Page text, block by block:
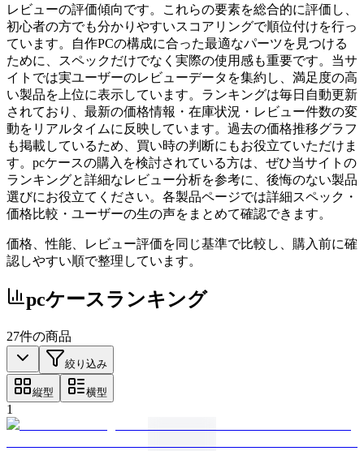
レビューの評価傾向です。これらの要素を総合的に評価し、
初心者の方でも分かりやすいスコアリングで順位付けを行っ
ています。自作PCの構成に合った最適なパーツを見つける
ために、スペックだけでなく実際の使用感も重要です。当サ
イトでは実ユーザーのレビューデータを集約し、満足度の高
い製品を上位に表示しています。ランキングは毎日自動更新
されており、最新の価格情報・在庫状況・レビュー件数の変
動をリアルタイムに反映しています。過去の価格推移グラフ
も掲載しているため、買い時の判断にもお役立ていただけま
す。pcケースの購入を検討されている方は、ぜひ当サイトの
ランキングと詳細なレビュー分析を参考に、後悔のない製品
選びにお役立てください。各製品ページでは詳細スペック・
価格比較・ユーザーの生の声をまとめて確認できます。
価格、性能、レビュー評価を同じ基準で比較し、購入前に確
認しやすい順で整理しています。
pcケースランキング
27件の商品
絞り込み
縦型 横型
1